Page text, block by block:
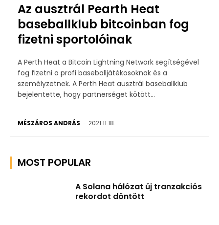
Az ausztrál Pearth Heat
baseballklub bitcoinban fog
fizetni sportolóinak
A Perth Heat a Bitcoin Lightning Network segítségével
fog fizetni a profi baseballjátékosoknak és a
személyzetnek. A Perth Heat ausztrál baseballklub
bejelentette, hogy partnerséget kötött...
MÉSZÁROS ANDRÁS - 2021.11.18.
MOST POPULAR
A Solana hálózat új tranzakciós
rekordot döntött